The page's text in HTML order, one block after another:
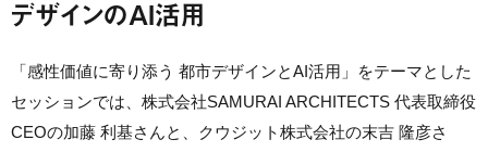
デザインのAI活用
「感性価値に寄り添う 都市デザインとAI活用」をテーマとした
セッションでは、株式会社SAMURAI ARCHITECTS 代表取締役
CEOの加藤 利基さんと、クウジット株式会社の末吉 隆彦さ